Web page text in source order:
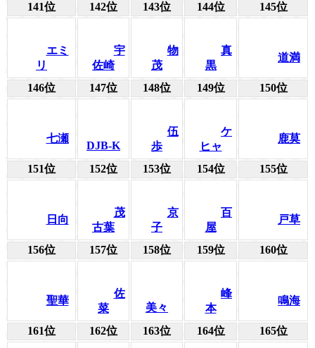
141位 142位 143位 144位 145位
エミ
リ
宇
佐崎
物
茂
真
黒
道満
146位 147位 148位 149位 150位
七瀬
DJB-K
伍
歩
ケ
ヒャ
鹿莫
151位 152位 153位 154位 155位
日向
茂
古葉
京
子
百
屋
戸草
156位 157位 158位 159位 160位
聖華
佐
菜
美々
峰
本
鳴海
161位 162位 163位 164位 165位